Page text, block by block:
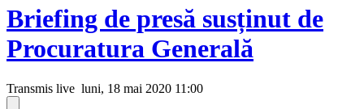
Briefing de presă susținut de
Procuratura Generală
Transmis live luni, 18 mai 2020 11:00